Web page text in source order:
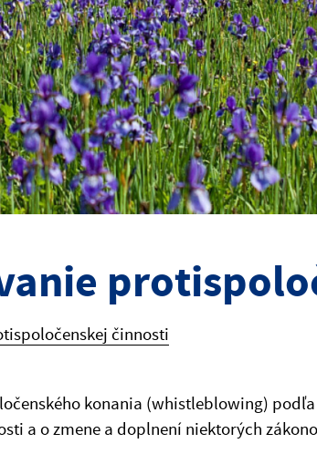
činnosti
konania (whistleblowing)
a o zmene a doplnení niektorých